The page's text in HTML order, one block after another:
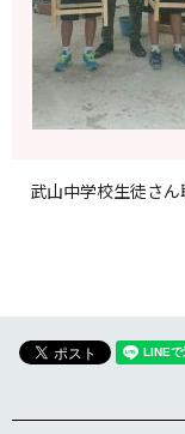
武山中学校生徒さ